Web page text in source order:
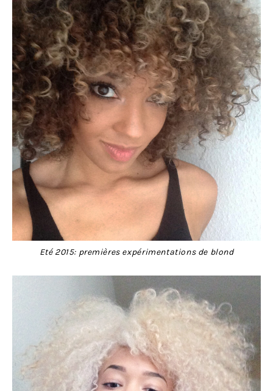
Eté 2015: premières expérimentations de blond